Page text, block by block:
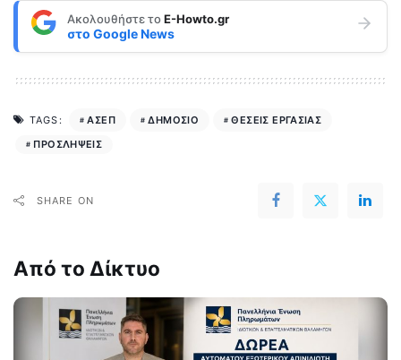
Ακολουθήστε τοE-Howto.gr
στο Google News
TAGS: ΑΣΕΠ ΔΗΜΟΣΙΟ
ΘΕΣΕΙΣ ΕΡΓΑΣΙΑΣ
ΠΡΟΣΛΗΨΕΙΣ
SHARE ON
Από το Δίκτυο